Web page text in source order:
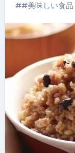
##美味しい食品